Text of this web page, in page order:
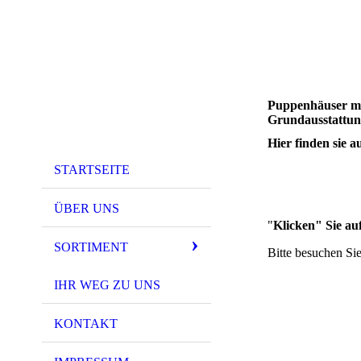
STARTSEITE
ÜBER UNS
SORTIMENT
IHR WEG ZU UNS
KONTAKT
Puppenhäuser
Hier finden sie
"Klicken" Sie
Bitte besuchen